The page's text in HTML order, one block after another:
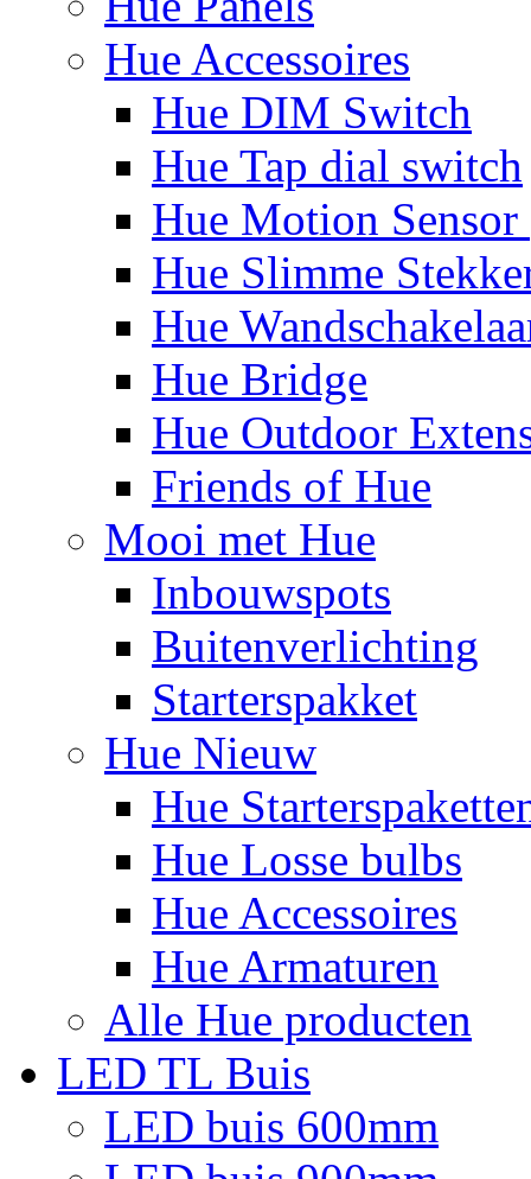
Hue Accessoires
Hue DIM Switch
Hue Tap dial switch
Hue Motion Sensor
Hue Slimme
Hue
Hue Bridge
Hue Outdoor
Friends of Hue
Mooi met Hue
Inbouwspots
Buitenverlichting
Starterspakket
Hue Nieuw
Hue
Hue Losse bulbs
Hue Accessoires
Hue Armaturen
Alle Hue producten
LED TL Buis
LED buis 600mm